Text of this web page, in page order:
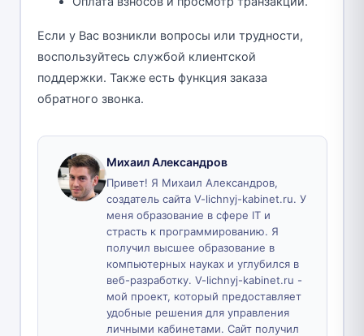
Если у Вас возникли вопросы или трудности,
воспользуйтесь службой клиентской
поддержки. Также есть функция заказа
обратного звонка.
Михаил Александров
Привет! Я Михаил Александров,
создатель сайта V-lichnyj-kabinet.ru. У
меня образование в сфере IT и
страсть к программированию. Я
получил высшее образование в
компьютерных науках и углубился в
веб-разработку. V-lichnyj-kabinet.ru -
мой проект, который предоставляет
удобные решения для управления
личными кабинетами. Сайт получил